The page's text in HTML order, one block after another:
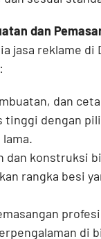
dan
jasa reklame di
dan
tinggi dengan
dan konstruksi
rangka besi
di